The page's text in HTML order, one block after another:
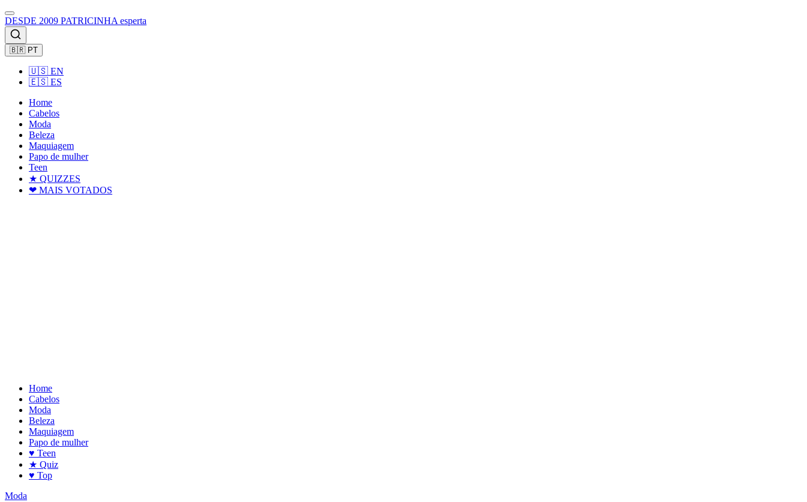
DESDE 2009 PATRICINHA esperta
🇧🇷 PT
🇺🇸 EN
🇪🇸 ES
Home
Cabelos
Moda
Beleza
Maquiagem
Papo de mulher
Teen
★ QUIZZES
❤ MAIS VOTADOS
Home
Cabelos
Moda
Beleza
Maquiagem
Papo de mulher
♥ Teen
★ Quiz
♥ Top
Moda